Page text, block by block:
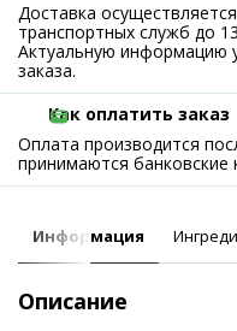
Доставка
транспортных служб до
Актуальную информацию
заказа.
Как оплатить заказ
Оплата производится
принимаются банковские
Информация
Описание